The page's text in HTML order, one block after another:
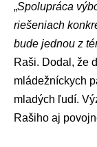
„Spolupráca
riešeniach
bude jednou z
Raši. Dodal, že
mládežníckych
mladých ľudí.
Rašiho aj